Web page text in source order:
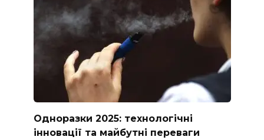
Одноразки 2025: технологічні
інновації та майбутні переваги